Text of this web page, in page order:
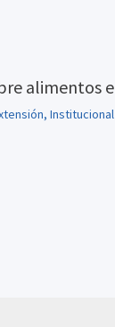
alimentos
, Institucional